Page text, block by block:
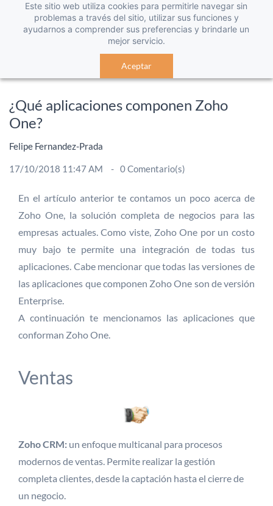
Este sitio web utiliza cookies para permitirle navegar sin
problemas a través del sitio, utilizar sus funciones y
ayudarnos a comprender sus preferencias y brindarle un
mejor servicio.
Aceptar
¿Qué aplicaciones componen Zoho
One?
Felipe Fernandez-Prada
17/10/2018 11:47 AM 0Comentario(s)
En el artículo anterior te contamos un poco acerca de
Zoho One, la solución completa de negocios para las
empresas actuales. Como viste, Zoho One por un costo
muy bajo te permite una integración de todas tus
aplicaciones. Cabe mencionar que todas las versiones de
las aplicaciones que componen Zoho One son de versión
Enterprise.
A continuación te mencionamos las aplicaciones que
conforman Zoho One.
Ventas
Zoho CRM: un enfoque multicanal para procesos
modernos de ventas. Permite realizar la gestión
completa clientes, desde la captación hasta el cierre de
un negocio.